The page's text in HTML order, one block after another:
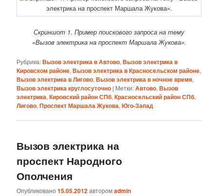
Скриншот 1. Пример поискового запроса на тему
«Вызов электрика на проспект Маршала Жукова».
Рубрика:Вызов электрика в Автово,Вызов электрика в
Кировском районе,Вызов электрика в Красносельском районе,
Вызов электрика в Лигово,Вызов электрика в ночное время,
Вызов электрика круглосуточно | Метки:Автово,Вызов
электрика,Кировский район СПб,Красносельский район СПб,
Лигово,Проспект Маршала Жукова,Юго-Запад
Вызов электрика на
проспект Народного
Ополчения
Опубликовано15.05.2012авторомadmin